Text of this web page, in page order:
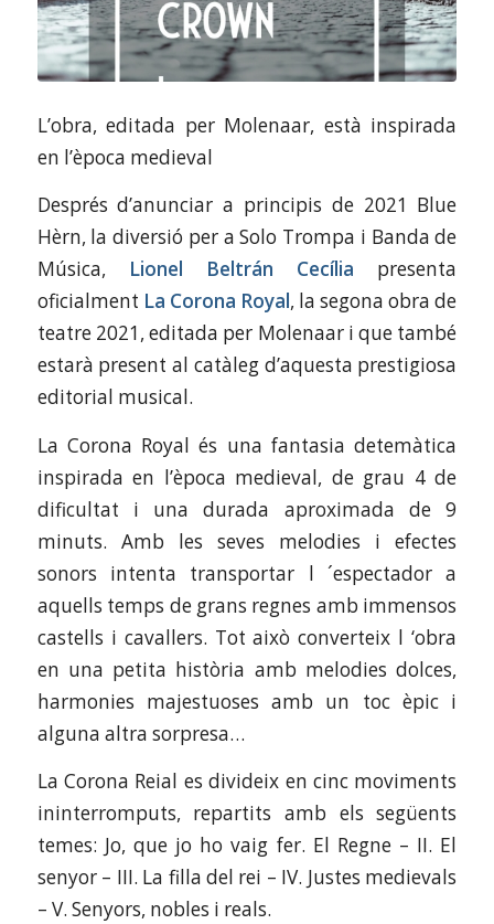
L’obra, editada per Molenaar, està inspirada
en l’època medieval
Després d’anunciar a principis de 2021 Blue
Hèrn, la diversió per a Solo Trompa i Banda de
Música, Lionel Beltrán Cecília presenta
oficialment La Corona Royal, la segona obra de
teatre 2021, editada per Molenaar i que també
estarà present al catàleg d’aquesta prestigiosa
editorial musical.
La Corona Royal és una fantasia detemàtica
inspirada en l’època medieval, de grau 4 de
dificultat i una durada aproximada de 9
minuts. Amb les seves melodies i efectes
sonors intenta transportar l ´espectador a
aquells temps de grans regnes amb immensos
castells i cavallers. Tot això converteix l ‘obra
en una petita història amb melodies dolces,
harmonies majestuoses amb un toc èpic i
alguna altra sorpresa…
La Corona Reial es divideix en cinc moviments
ininterromputs, repartits amb els següents
temes: Jo, que jo ho vaig fer. El Regne – II. El
senyor – III. La filla del rei – IV. Justes medievals
– V. Senyors, nobles i reals.